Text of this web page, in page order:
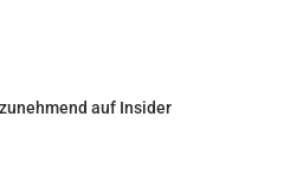
auf Insider